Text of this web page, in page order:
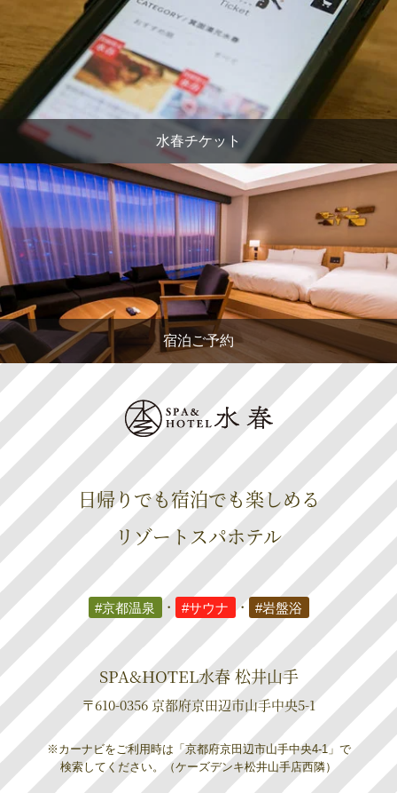
水春チケット
宿泊ご予約
日帰りでも宿泊でも楽しめる
リゾートスパホテル
#京都温泉 ・ #サウナ ・ #岩盤浴
SPA&HOTEL水春 松井山手
〒610-0356 京都府京田辺市山手中央5-1
※カーナビをご利用時は「京都府京田辺市山手中央4-1」で
検索してください。（ケーズデンキ松井山手店西隣）